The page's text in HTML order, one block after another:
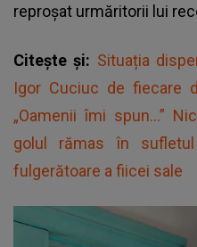
reproșat urmăritorii lui
Citește și: Situația
Igor Cuciuc de fiecare
„Oamenii îmi spun...”
golul rămas în
fulgerătoare a fiicei sale